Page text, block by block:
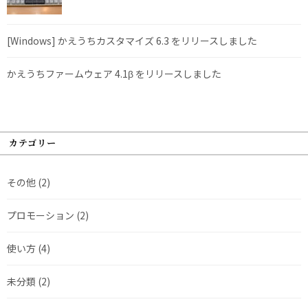
[Windows] かえうちカスタマイズ 6.3 をリリースしました
かえうちファームウェア 4.1β をリリースしました
カテゴリー
その他 (2)
プロモーション (2)
使い方 (4)
未分類 (2)